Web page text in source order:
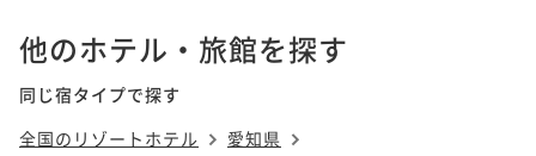
他のホテル・旅館を探す
同じ宿タイプで探す
全国のリゾートホテル
愛知県